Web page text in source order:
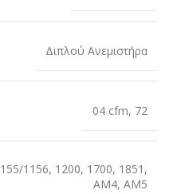
Διπλού Ανεμιστήρα
04 cfm, 72
1156, 1200, 1700, 1851 ,
AM4, AM5